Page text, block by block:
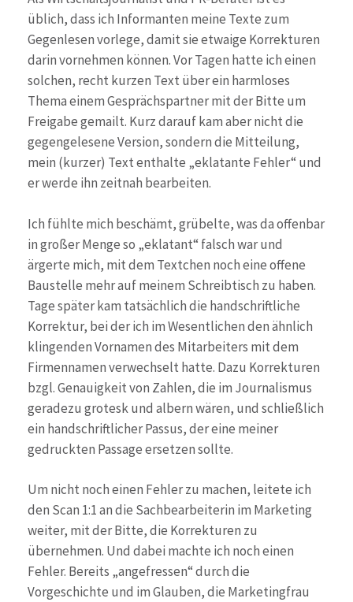
üblich, dass ich Informanten meine Texte zum
Gegenlesen vorlege, damit sie etwaige Korrekturen
darin vornehmen können. Vor Tagen hatte ich einen
solchen, recht kurzen Text über ein harmloses
Thema einem Gesprächspartner mit der Bitte um
Freigabe gemailt. Kurz darauf kam aber nicht die
gegengelesene Version, sondern die Mitteilung,
mein (kurzer) Text enthalte „eklatante Fehler“ und
er werde ihn zeitnah bearbeiten.
Ich fühlte mich beschämt, grübelte, was da offenbar
in großer Menge so „eklatant“ falsch war und
ärgerte mich, mit dem Textchen noch eine offene
Baustelle mehr auf meinem Schreibtisch zu haben.
Tage später kam tatsächlich die handschriftliche
Korrektur, bei der ich im Wesentlichen den ähnlich
klingenden Vornamen des Mitarbeiters mit dem
Firmennamen verwechselt hatte. Dazu Korrekturen
bzgl. Genauigkeit von Zahlen, die im Journalismus
geradezu grotesk und albern wären, und schließlich
ein handschriftlicher Passus, der eine meiner
gedruckten Passage ersetzen sollte.
Um nicht noch einen Fehler zu machen, leitete ich
den Scan 1:1 an die Sachbearbeiterin im Marketing
weiter, mit der Bitte, die Korrekturen zu
übernehmen. Und dabei machte ich noch einen
Fehler. Bereits „angefressen“ durch die
Vorgeschichte und im Glauben, die Marketingfrau